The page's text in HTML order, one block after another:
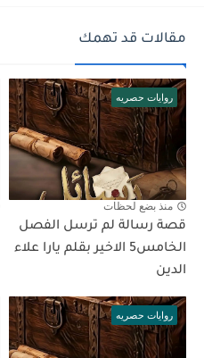
مقالات قد تهمك
روايات حصريه
منذ بضع لحظات
قصة رسالة لم ترسل الفصل
الخامس5 الاخير بقلم يارا علاء
الدين
روايات حصريه